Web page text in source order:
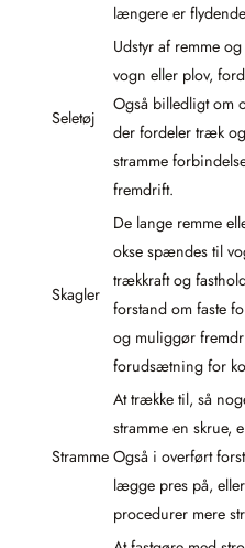
længere er
Seletøj
Udstyr af remme
vogn eller plov,
Også billedligt om
der fordeler træk
stramme
fremdrift.
Skagler
De lange remme
okse spændes til
trækkraft og
forstand om faste
og muliggør
forudsætning for
Stramme
At trække til, så
stramme en skrue,
Også i overført
lægge pres på,
procedurer mere